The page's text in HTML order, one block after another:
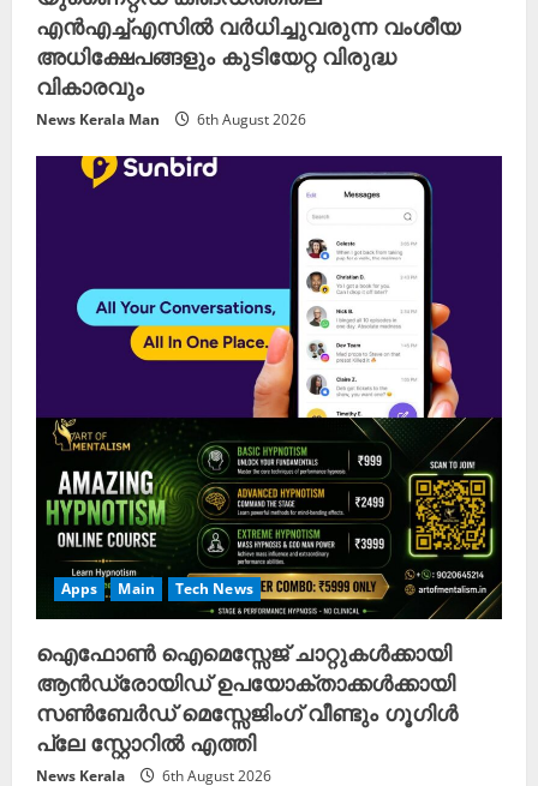
എൻഎച്ച്എസിൽ വർധിച്ചുവരുന്ന വംശീയ
അധിക്ഷേപങ്ങളും കുടിയേറ്റ വിരുദ്ധ
വികാരവും
News Kerala Man 6th August 2026
Apps Main Tech News
ഐഫോൺ ഐമെസ്സേജ് ചാറ്റുകൾക്കായി
ആന്‍ഡ്രോയിഡ് ഉപയോക്താക്കൾക്കായി
സൺബേർഡ് മെസ്സേജിംഗ് വീണ്ടും ഗൂഗിൾ
പ്ലേ സ്റ്റോറിൽ എത്തി
News Kerala 6th August 2026